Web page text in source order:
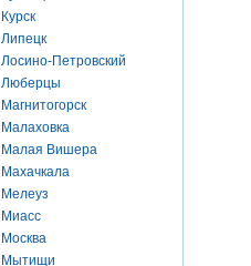
Курск
Липецк
Лосино-Петровский
Люберцы
Магнитогорск
Малаховка
Малая Вишера
Махачкала
Мелеуз
Миасс
Москва
Мытищи